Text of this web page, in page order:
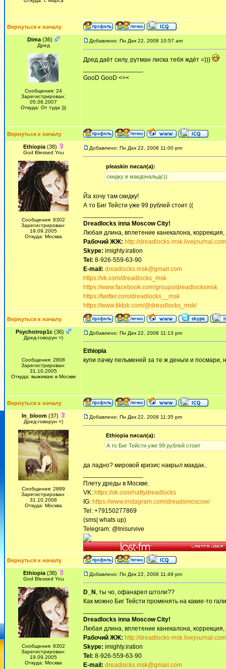
Вернуться к началу
Dima (36)
Дред
Сообщения: 24
Зарегистрирован:
05.06.2007
Откуда: От туда )))
Добавлено: Пн Дек 22, 2008 10:57 am
Дред даёт силу, рутман лиска тебя ждёт =)))
GooD GooD <><
Вернуться к началу
Ethiopia(38)
God Blessed You
Сообщения: 8302
Зарегистрирован:
19.09.2005
Откуда: Москва
Добавлено: Пн Дек 22, 2008 11:00 pm
pleaskin писал(а):
скидку в макдональдс))
Йа хочу там скидку!
А то Биг Тейсти уже 99 рублей стоит ((
Dreadlocks inna Moscow Сity!
Любая длина, вплетение канекалона,
Рабочий ЖЖ: http://dreadlocks-
Skype: imighty.iration
Tel: 8-926-559-63-90
E-mail: dreadlocks.msk@gmail.com
https://vk.com/dreadlocks_msk
https://www.facebook.com/groups/dreadlocksmsk
https://twitter.com/dreadlocks__msk
https://www.tiktok.com/@dreadlocks_msk/
Вернуться к началу
Psychotrop1c (36)
Дред-говорун =)
Сообщения: 2808
Зарегистрирован:
31.10.2005
Откуда: выживаю в Москве
Добавлено: Пн Дек 22, 2008 11:13 pm
Ethiopia
купи пачку пельменей за те ж деньги и посмари,
Вернуться к началу
In_bloom(37)
Дред-говорун =)
Сообщения: 2889
Зарегистрирован:
31.10.2008
Откуда: Москва
Добавлено: Пн Дек 22, 2008 11:35 pm
Ethiopia писал(а):
А то Биг Тейсти уже 99 рублей стоит
да ладно? мировой кризис накрыл макдак..
Плету дреды в Москве.
VK: https://vk.com/nattydreadlocks
IG: https://www.instagram.com/dreadsmoscow/
Tel: +79150277869
(sms| whats up)
Telegram: @Inisurvive
Вернуться к началу
Ethiopia(38)
God Blessed You
Сообщения: 8302
Зарегистрирован:
19.09.2005
Откуда: Москва
Добавлено: Пн Дек 22, 2008 11:49 pm
D_N , ты чо, офанарел штоли??
Как можно Биг Тейсти променять на какие-то
Dreadlocks inna Moscow Сity!
Любая длина, вплетение канекалона,
Рабочий ЖЖ: http://dreadlocks-
Skype: imighty.iration
Tel: 8-926-559-63-90
E-mail: dreadlocks.msk@gmail.com